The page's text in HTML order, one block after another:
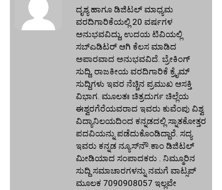
ದೃಶ್ಯ ಹಾಗೂ ಡಿಜಿಟಲ್ ಮಾಧ್ಯಮ
ವರದಿಗಾರಿಕೆಯಲ್ಲಿ 20 ವರ್ಷಗಳ
ಅನುಭವವಿದ್ದು, ಉದಯ ಟಿವಿಯಲ್ಲಿ
ಸಬ್‌ಎಡಿಟರ್‌ ಆಗಿ ಕೆಲಸ ಮಾಡಿದ
ಅಪಾರವಾದ ಅನುಭವವಿದೆ. ಬ್ರೇಕಿಂಗ್‌
ಸುದ್ದಿ, ರಾಜಕೀಯ ವರದಿಗಾರಿಕೆ ಕ್ರೈಮ್‌
ಸುದ್ದಿಗಳು ಇವರ ನೆಚ್ಚಿನ ಪ್ರಮುಖ ಆಸಕ್ತಿ
ವಿಭಾಗ. ಮೂಲತಃ ಚಿತ್ರದುರ್ಗ ಚಿಲ್ಲೆಯ
ಈಶ್ವರಗೆರೆಯವರಾದ ಇವರು ಕುವೆಂಪು ವಿಶ್ವ
ವಿದ್ಯಾನಿಲಯದಿಂದ ಕನ್ನಡದಲ್ಲಿ ಸ್ನಾತಕೋತ್ತರ
ಪದವಿಯನ್ನು ಪಡೆದುಕೊಂಡಿದ್ದಾರೆ. ಸದ್ಯ
ಇವರು ಕನ್ನಡ ನ್ಯೂಸ್‌ನೌ.ಕಾಂ ಡಿಜಿಟಲ್‌
ಮೀಡಿಯಾದ ಸಂಪಾದಕರು . ನಿಮ್ಮೂರಿನ
ಸುದ್ದಿ ಸಮಾಚಾರಗಳನ್ನು ನಮಗೆ ವಾಟ್ಸಪ್‌
ಮೂಲಕ 7090908057 ಇಲ್ಲವೇ